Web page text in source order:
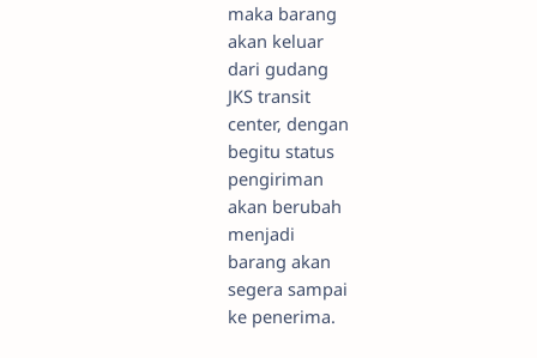
maka barang
akan keluar
dari gudang
JKS transit
center, dengan
begitu status
pengiriman
akan berubah
menjadi
barang akan
segera sampai
ke penerima.